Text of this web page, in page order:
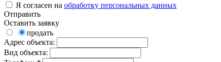
Я согласен на обработку персональных данных
Отправить
Оставить заявку
продать
Адрес объекта:
Вид объекта: